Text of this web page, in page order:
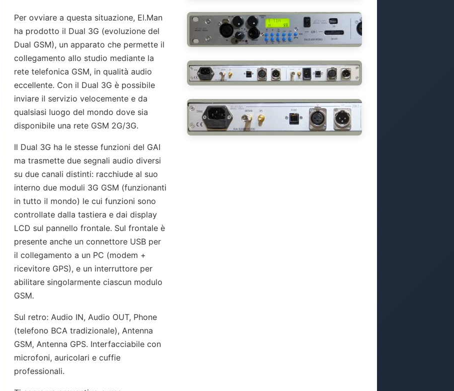
Per ovviare a questa situazione, El.Man
ha prodotto il Dual 3G (evoluzione del
Dual GSM), un apparato che permette il
collegamento allo studio mediante la
rete telefonica GSM, in qualità audio
eccellente. Con il Dual 3G è possibile
inviare il servizio velocemente e da
qualsiasi luogo del mondo dove sia
disponibile una rete GSM 2G/3G.
Il Dual 3G ha le stesse funzioni del GAI
ma trasmette due segnali audio diversi
su due canali distinti: racchiude al suo
interno due moduli 3G GSM (funzionanti
in tutto il mondo) le cui funzioni sono
controllate dalla tastiera e dai display
LCD sul pannello frontale. Sul frontale è
presente anche un connettore USB per
il collegamento a un PC (modem +
ricevitore GPS), e un interruttore per
abilitare singolarmente ciascun modulo
GSM.
Sul retro: Audio IN, Audio OUT, Phone
(telefono BCA tradizionale), Antenna
GSM, Antenna GPS. Interfacciabile con
microfoni, auricolari e cuffie
professionali.